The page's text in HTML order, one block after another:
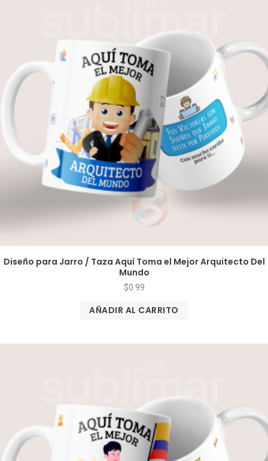
Diseño para Jarro / Taza Aquí Toma el Mejor Arquitecto Del
Mundo
$0.99
AÑADIR AL CARRITO